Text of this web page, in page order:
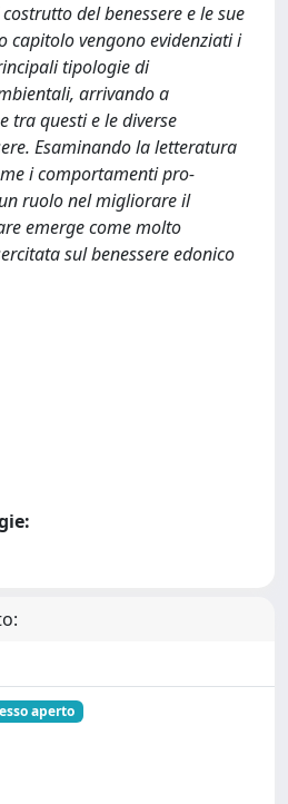
del benessere e le sue
capitolo vengono evidenziati i
tipologie di
arrivando a
tra questi e le diverse
Esaminando la letteratura
i comportamenti pro-
ruolo nel migliorare il
emerge come molto
sul benessere edonico
aperto